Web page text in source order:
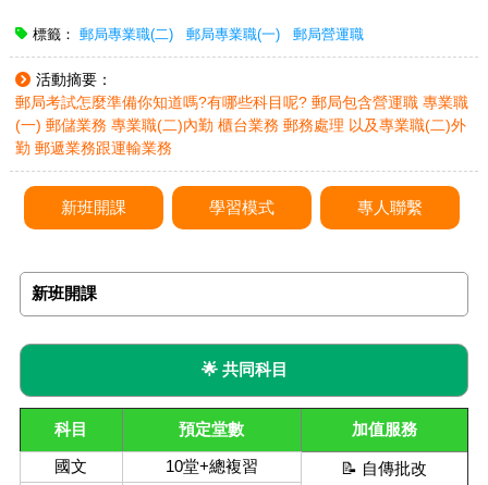
標籤： 郵局專業職(二) 郵局專業職(一) 郵局營運職
活動摘要：
郵局考試怎麼準備你知道嗎?有哪些科目呢? 郵局包含營運職 專業職
(一) 郵儲業務 專業職(二)內勤 櫃台業務 郵務處理 以及專業職(二)外
勤 郵遞業務跟運輸業務
新班開課 學習模式 專人聯繫
新班開課
🌟 共同科目
科目 預定堂數
加值服務
國文
10堂+總複習
📝 自傳批改